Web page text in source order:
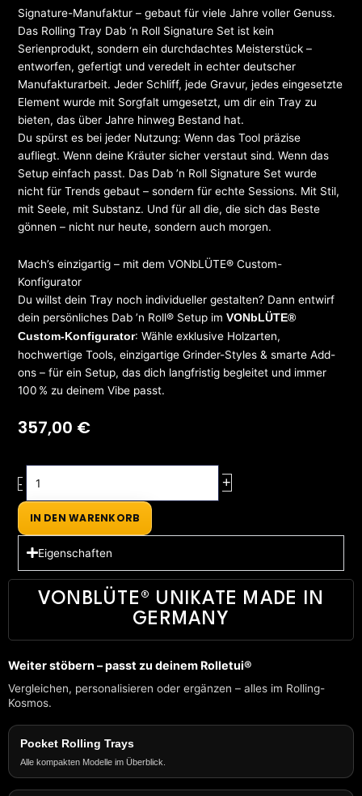
Signature-Manufaktur – gebaut für viele Jahre voller Genuss.
Das Rolling Tray Dab ‘n Roll Signature Set ist kein
Serienprodukt, sondern ein durchdachtes Meisterstück –
entworfen, gefertigt und veredelt in echter deutscher
Manufakturarbeit. Jeder Schliff, jede Gravur, jedes eingesetzte
Element wurde mit Sorgfalt umgesetzt, um dir ein Tray zu
bieten, das über Jahre hinweg Bestand hat.
Du spürst es bei jeder Nutzung: Wenn das Tool präzise
aufliegt. Wenn deine Kräuter sicher verstaut sind. Wenn das
Setup einfach passt. Das Dab ’n Roll Signature Set wurde
nicht für Trends gebaut – sondern für echte Sessions. Mit Stil,
mit Seele, mit Substanz. Und für all die, die sich das Beste
gönnen – nicht nur heute, sondern auch morgen.
Mach’s einzigartig – mit dem VONbLÜTE® Custom-
Konfigurator
Du willst dein Tray noch individueller gestalten? Dann entwirf
dein persönliches Dab ’n Roll® Setup imVONbLÜTE®
Custom-Konfigurator: Wähle exklusive Holzarten,
hochwertige Tools, einzigartige Grinder-Styles & smarte Add-
ons – für ein Setup, das dich langfristig begleitet und immer
100 % zu deinem Vibe passt.
357,00 €
-
Tray
Roll®
Signature
Set
Menge
+
IN DEN WARENKORB
Eigenschaften
VONBLÜTE® UNIKATE MADE IN
GERMANY
Weiter stöbern – passt zu deinem Rolletui®
Vergleichen, personalisieren oder ergänzen – alles im Rolling-
Kosmos.
Pocket Rolling Trays
Alle kompakten Modelle im Überblick.